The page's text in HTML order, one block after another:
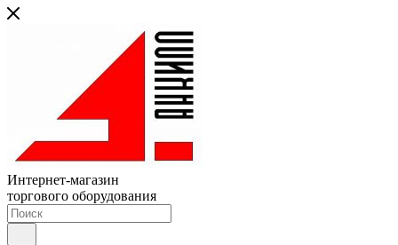
Интернет-магазин
торгового оборудования